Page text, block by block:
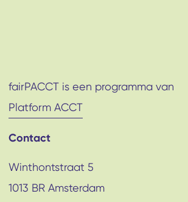
fairPACCT is een programma van
Platform ACCT
Contact
Winthontstraat 5
1013 BR Amsterdam